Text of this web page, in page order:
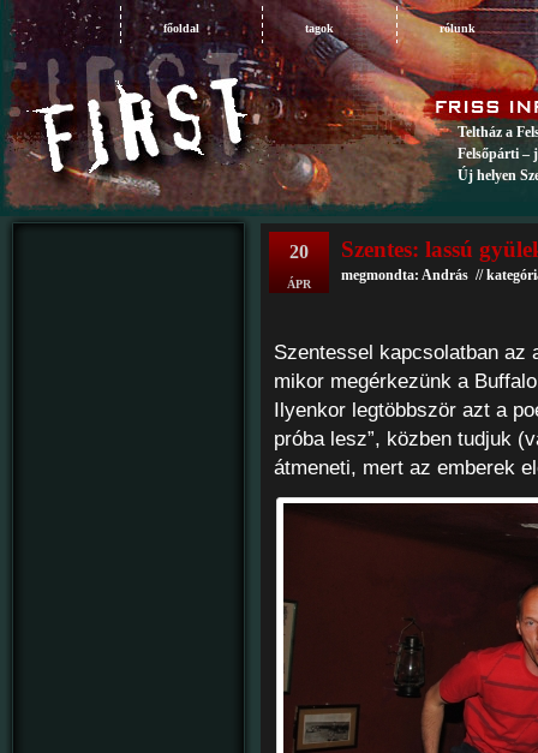
főoldal tagok rólunk
Teltház a
Felsőpárti –
Új helyen
20
ÁPR
Szentes: lassú
megmondta: András //
Szentessel kapcsolatban az
mikor megérkezünk a
Ilyenkor legtöbbször azt a
próba lesz”, közben tudjuk
átmeneti, mert az emberek